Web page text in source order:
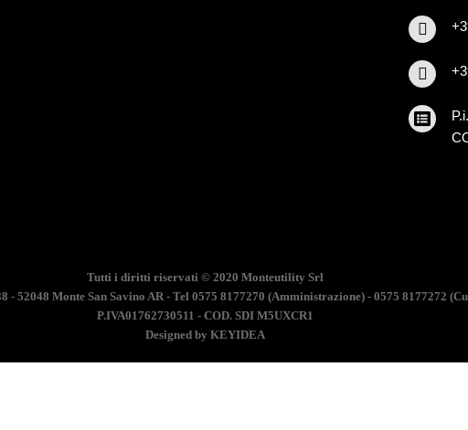
Tutti i diritti riservati © 2020 Monteutility Srl
- 52048 Monte San Savino AR - Tel 0575 8177270 (Amministrazione) - 0575 8177272
P.IVA01762730511 - COD. SDI M5UXCR1
Designed by KEYIDEA